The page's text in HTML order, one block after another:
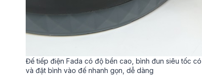
Đế tiếp điện Fada có độ bền cao, bình đun siêu tốc
và đặt bình vào đế nhanh gọn, dễ dàng